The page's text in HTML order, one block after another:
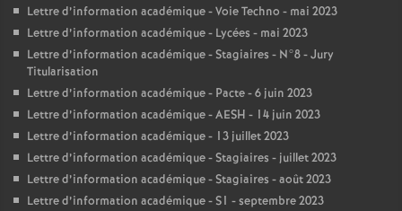
Lettre d’information académique - Voie Techno - mai 2023
Lettre d’information académique - Lycées - mai 2023
Lettre d’information académique - Stagiaires - N°8 - Jury
Titularisation
Lettre d’information académique - Pacte - 6 juin 2023
Lettre d’information académique - AESH - 14 juin 2023
Lettre d’information académique - 13 juillet 2023
Lettre d’information académique - Stagiaires - juillet 2023
Lettre d’information académique - Stagiaires - août 2023
Lettre d’information académique - S1 - septembre 2023